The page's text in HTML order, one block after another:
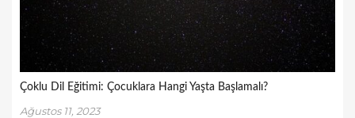
Çoklu Dil Eğitimi: Çocuklara Hangi Yaşta Başlamalı?
Ağustos 11, 2023